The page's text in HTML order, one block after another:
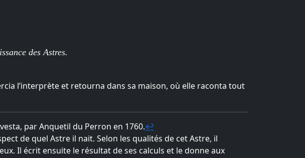
des Astres.
l’interprète et retourna dans sa maison, où elle raconta tout
par Anquetil du Perron en 1760.↩
de quel Astre il nait. Selon les qualités de cet Astre, il
Il écrit ensuite le résultat de ses calculs et le donne aux